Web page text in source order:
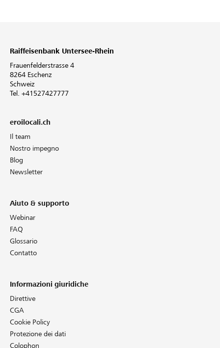
Raiffeisenbank Untersee-Rhein
Frauenfelderstrasse 4
8264 Eschenz
Schweiz
Tel. +41527427777
eroilocali.ch
Il team
Nostro impegno
Blog
Newsletter
Aiuto & supporto
Webinar
FAQ
Glossario
Contatto
Informazioni giuridiche
Direttive
CGA
Cookie Policy
Protezione dei dati
Colophon